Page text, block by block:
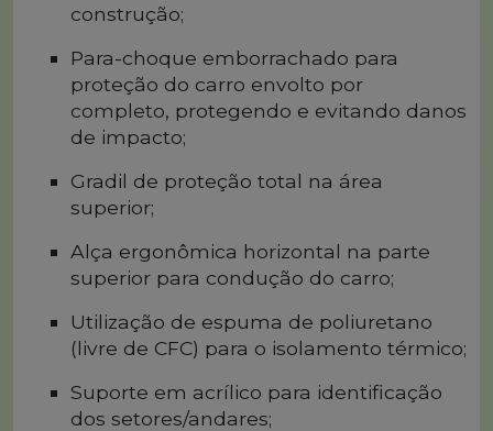
construção;
Para-choque emborrachado para
proteção do carro envolto por
completo, protegendo e evitando danos
de impacto;
Gradil de proteção total na área
superior;
Alça ergonômica horizontal na parte
superior para condução do carro;
Utilização de espuma de poliuretano
(livre de CFC) para o isolamento térmico;
Suporte em acrílico para identificação
dos setores/andares;